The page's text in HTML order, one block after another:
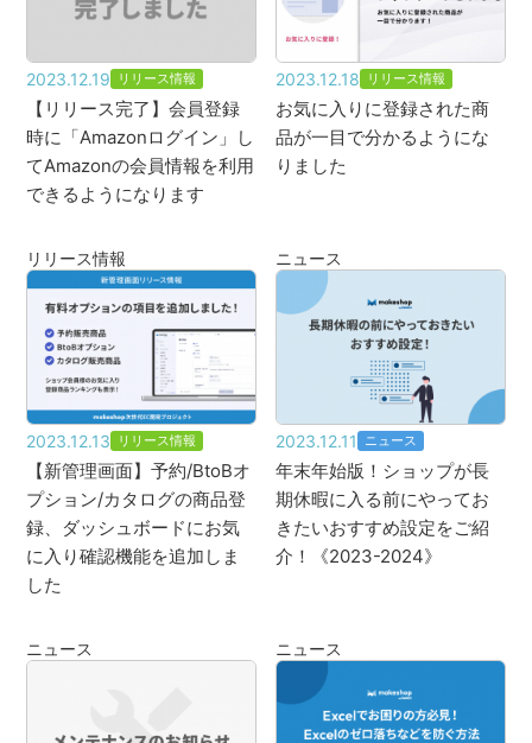
2023.12.19 リリース情報
【リリース完了】会員登録
時に「Amazonログイン」し
てAmazonの会員情報を利用
できるようになります
2023.12.18 リリース情報
お気に入りに登録された商
品が一目で分かるようにな
りました
リリース情報
2023.12.13 リリース情報
【新管理画面】予約/BtoBオ
プション/カタログの商品登
録、ダッシュボードにお気
に入り確認機能を追加しま
した
ニュース
2023.12.11 ニュース
年末年始版！ショップが長
期休暇に入る前にやってお
きたいおすすめ設定をご紹
介！《2023-2024》
ニュース ニュース